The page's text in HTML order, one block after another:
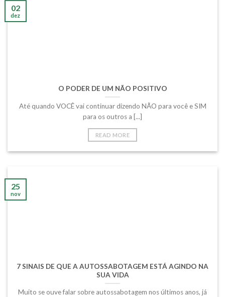
O PODER DE UM NÃO POSITIVO
Até quando VOCÊ vai continuar dizendo NÃO para você e SIM
para os outros a [...]
READ MORE
02
dez
7 SINAIS DE QUE A AUTOSSABOTAGEM ESTÁ AGINDO NA
SUA VIDA
Muito se ouve falar sobre autossabotagem nos últimos anos, já
25
nov